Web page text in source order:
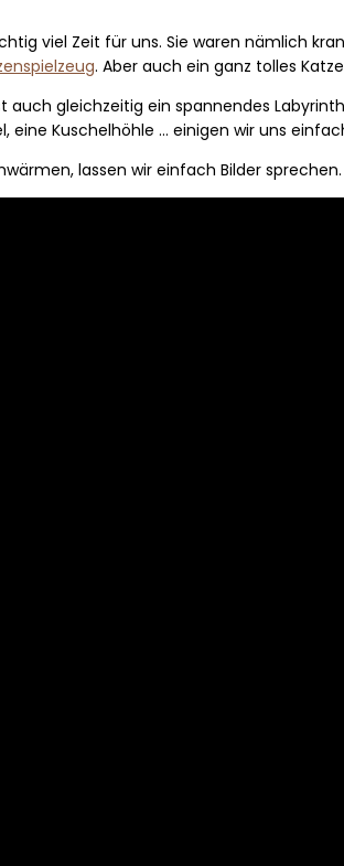
viel Zeit für uns. Sie waren nämlich
. Aber auch ein ganz tolles
auch gleichzeitig ein spannendes
eine Kuschelhöhle … einigen wir uns
lassen wir einfach Bilder